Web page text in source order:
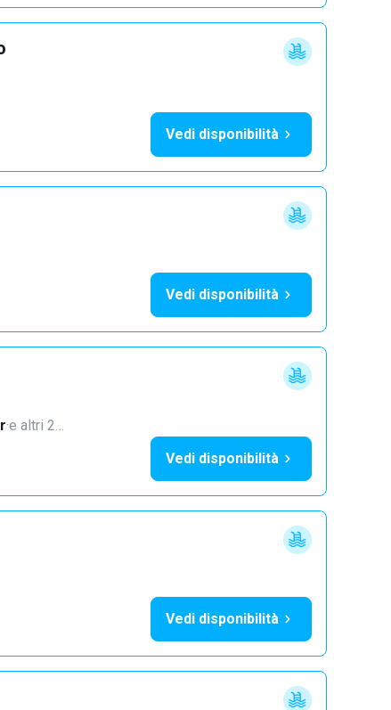
Vedi disponibilità
Vedi disponibilità
·e altri 2…
Vedi disponibilità
Vedi disponibilità